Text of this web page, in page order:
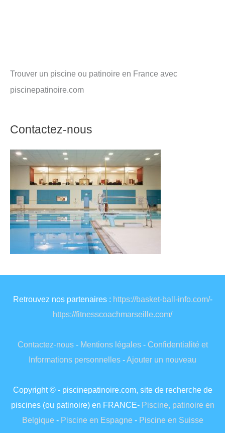
Trouver un piscine ou patinoire en France avec
piscinepatinoire.com
Contactez-nous
Retrouvez nos partenaires : https://basket-ball-info.com/-
https://fitnesscoachmarseille.com/
Contactez-nous- Mentions légales- Confidentialité et
Informations personnelles - Ajouter un nouveau
Copyright © - piscinepatinoire.com, site de recherche de
piscines (ou patinoire) en FRANCE- Piscine, patinoire en
Belgique- Piscine en Espagne- Piscine en Suisse